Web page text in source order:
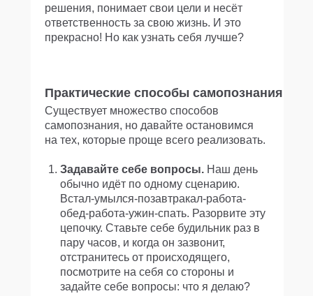
решения, понимает свои цели и несёт
ответственность за свою жизнь. И это
прекрасно! Но как узнать себя лучше?
Существует множество способов
самопознания, но давайте остановимся
на тех, которые проще всего реализовать.
Задавайте себе вопросы. Наш день
обычно идёт по одному сценарию.
Встал-умылся-позавтракал-работа-
обед-работа-ужин-спать. Разорвите эту
цепочку. Ставьте себе будильник раз в
пару часов, и когда он зазвонит,
отстранитесь от происходящего,
посмотрите на себя со стороны и
задайте себе вопросы: что я делаю?
Практические способы самопознания